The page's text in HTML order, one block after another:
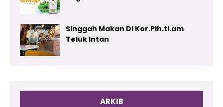
Singgah Makan Di Kor.Pih.ti.am
Teluk Intan
ARKIB